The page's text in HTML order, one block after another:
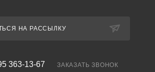
НА РАССЫЛКУ
363-13-67 ЗАКАЗАТЬ ЗВОНОК